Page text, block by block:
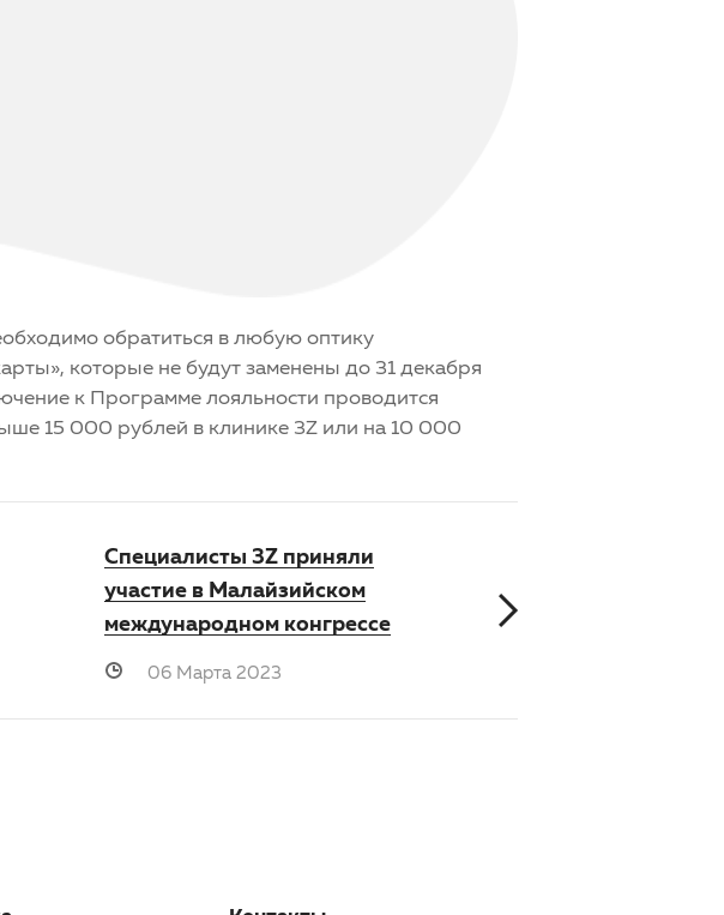
обратиться в любую оптику
которые не будут заменены до 31 декабря
к Программе лояльности проводится
15 000 рублей в клинике 3Z или на 10 000
Специалисты 3Z приняли
участие в Малайзийском
международном конгрессе
06 Марта 2023